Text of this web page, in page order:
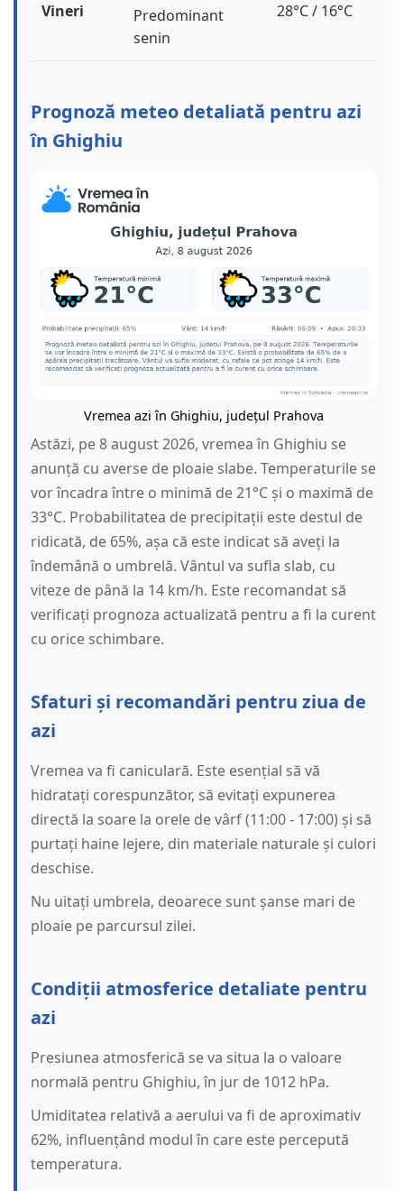
Vineri
Predominant
senin
28°C / 16°C
Prognoză meteo detaliată pentru azi
în Ghighiu
Vremea azi în Ghighiu, județul Prahova
Astăzi, pe 8 august 2026, vremea în Ghighiu se
anunță cu averse de ploaie slabe. Temperaturile se
vor încadra între o minimă de 21°C și o maximă de
33°C. Probabilitatea de precipitații este destul de
ridicată, de 65%, așa că este indicat să aveți la
îndemână o umbrelă. Vântul va sufla slab, cu
viteze de până la 14 km/h. Este recomandat să
verificați prognoza actualizată pentru a fi la curent
cu orice schimbare.
Sfaturi și recomandări pentru ziua de
azi
Vremea va fi caniculară. Este esențial să vă
hidratați corespunzător, să evitați expunerea
directă la soare la orele de vârf (11:00 - 17:00) și să
purtați haine lejere, din materiale naturale și culori
deschise.
Nu uitați umbrela, deoarece sunt șanse mari de
ploaie pe parcursul zilei.
Condiții atmosferice detaliate pentru
azi
Presiunea atmosferică se va situa la o valoare
normală pentru Ghighiu, în jur de 1012 hPa.
Umiditatea relativă a aerului va fi de aproximativ
62%, influențând modul în care este percepută
temperatura.